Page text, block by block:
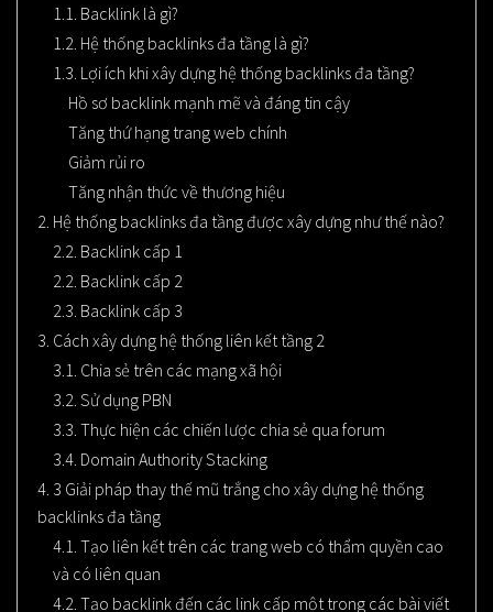
1.1. Backlink là gì?
1.2. Hệ thống backlinks đa tầng là gì?
1.3. Lợi ích khi xây dựng hệ thống backlinks đa tầng?
Hồ sơ backlink mạnh mẽ và đáng tin cậy
Tăng thứ hạng trang web chính
Giảm rủi ro
Tăng nhận thức về thương hiệu
2. Hệ thống backlinks đa tầng được xây dựng như thế nào?
2.2. Backlink cấp 1
2.2. Backlink cấp 2
2.3. Backlink cấp 3
3. Cách xây dựng hệ thống liên kết tầng 2
3.1. Chia sẻ trên các mạng xã hội
3.2. Sử dụng PBN
3.3. Thực hiện các chiến lược chia sẻ qua forum
3.4. Domain Authority Stacking
4. 3 Giải pháp thay thế mũ trắng cho xây dựng hệ thống
backlinks đa tầng
4.1. Tạo liên kết trên các trang web có thẩm quyền cao
và có liên quan
4.2. Tạo backlink đến các link cấp một trong các bài viết